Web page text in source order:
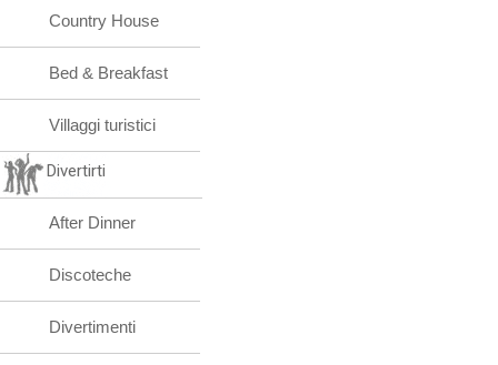
Country House
Bed & Breakfast
Villaggi turistici
Divertirti
After Dinner
Discoteche
Divertimenti